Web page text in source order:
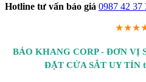
Hotline tư vấn báo giá 0987 42 37
BẢO KHANG CORP - ĐƠN VỊ
ĐẶT CỬA SẮT UY TÍN